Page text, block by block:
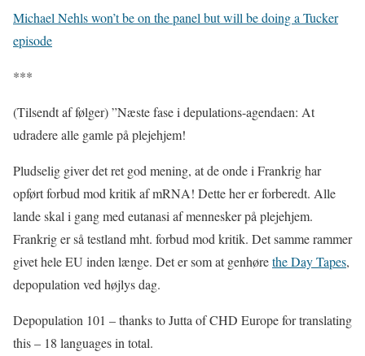
Michael Nehls won’t be on the panel but will be doing a Tucker
episode
***
(Tilsendt af følger) ”Næste fase i depulations-agendaen: At
udradere alle gamle på plejehjem!
Pludselig giver det ret god mening, at de onde i Frankrig har
opført forbud mod kritik af mRNA! Dette her er forberedt. Alle
lande skal i gang med eutanasi af mennesker på plejehjem.
Frankrig er så testland mht. forbud mod kritik. Det samme rammer
givet hele EU inden længe. Det er som at genhørethe Day Tapes,
depopulation ved højlys dag.
Depopulation 101 – thanks to Jutta of CHD Europe for translating
this – 18 languages in total.